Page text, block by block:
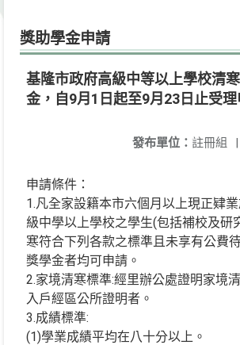
獎助學金申請
基隆市政府高級中等以上學校清
金，自9月1日起至9月23日止受理
發布單位： 註冊組 |
申請條件：
1.凡全家設籍本市六個月以上現正肄
級中學以上學校之學生(包括補校及研
寒符合下列各款之標準且未享有公費
獎學金者均可申請。
2.家境清寒標準:經里辦公處證明家境
入戶經區公所證明者。
3.成績標準:
(1)學業成績平均在八十分以上。